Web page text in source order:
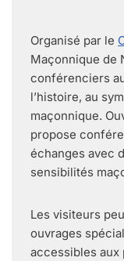
Organisé par le
Maçonnique de
conférenciers
l’histoire, au
maçonnique.
propose
échanges avec
sensibilités
Les visiteurs
ouvrages
accessibles aux